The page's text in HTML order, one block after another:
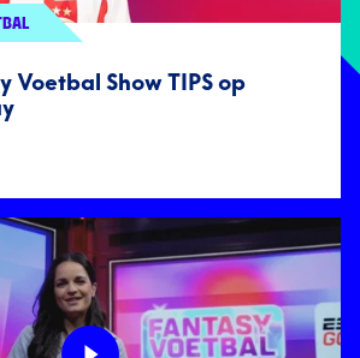
Voetbal Show TIPS op